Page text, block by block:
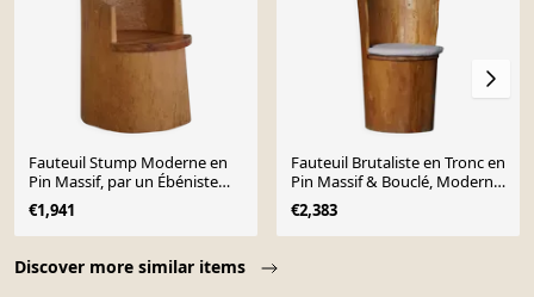
Discover more similar items
Fauteuil Stump Moderne en
Pin Massif, par un Ébéniste
Suédois, Wabi Sabi, années
1960
€1,941
Fauteuil Brutaliste en Tronc en
Pin Massif & Bouclé, Moderne
du Milieu du Siècle Suédois,
Années 1970
€2,383